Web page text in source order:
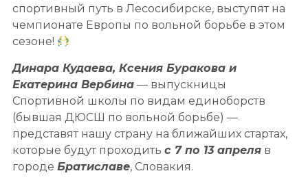
спортивный путь в Лесосибирске, выступят на
чемпионате Европы по вольной борьбе в этом
сезоне!
Динара Кудаева, Ксения Буракова и
Екатерина Вербина — выпускницы
Спортивной школы по видам единоборств
(бывшая ДЮСШ по вольной борьбе) —
представят нашу страну на ближайших стартах,
которые будут проходить с 7 по 13 апреля в
городе Братиславе, Словакия.